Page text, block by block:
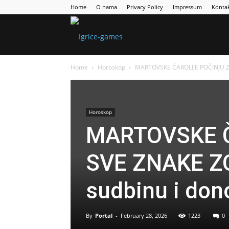
Home O nama Privacy Policy Impressum
Home Horoskop MARTOVSKE ČAROLIJE
Horoskop
MARTOVSKE
SVE ZNAKE
sudbinu i
By Portal - February 28, 2026 1223 0